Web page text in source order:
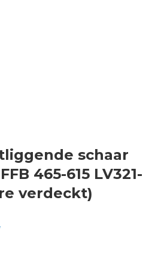
schaar
465-615 LV321-
verdeckt)